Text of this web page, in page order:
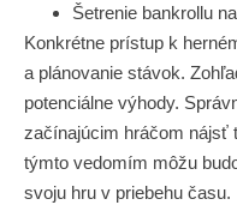
Šetrenie bankrollu
Konkrétne prístup k
a plánovanie stávok.
potenciálne výhody.
začínajúcim hráčom nájsť
týmto vedomím môžu
svoju hru v priebehu času.